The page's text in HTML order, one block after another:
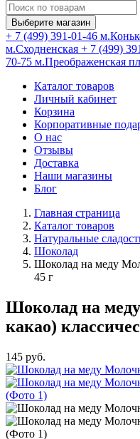
Выберите магазин
+ 7 (499) 391-01-46
м.Сходненская + 7 (499)
70-75 м.Преображенская
Каталог товаров
Личный кабинет
Корзина
Корпоративные
О нас
Отзывы
Доставка
Наши магазины
Блог
Главная страница
Каталог товаров
Натуральные
Шоколад
Шоколад на меду
45 г
Шоколад на
какао)
145 руб.